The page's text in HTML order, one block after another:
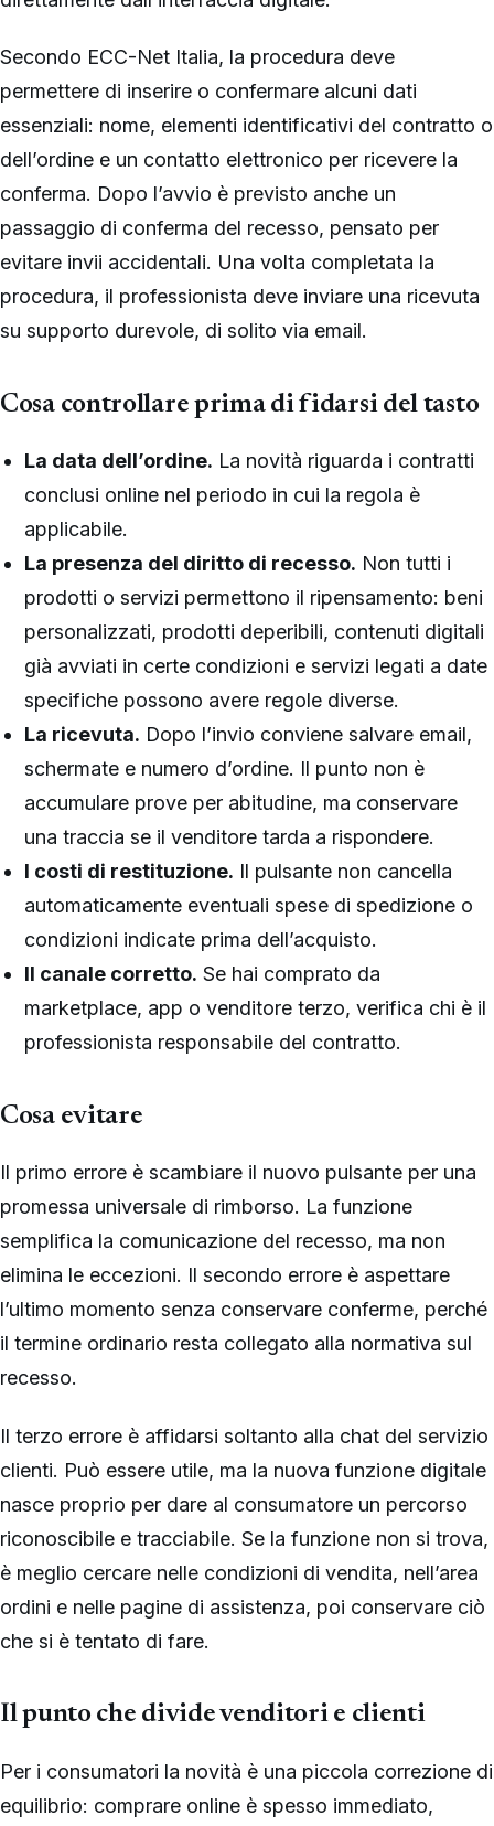
Secondo ECC-Net Italia, la procedura deve
permettere di inserire o confermare alcuni dati
essenziali: nome, elementi identificativi del contratto o
dell’ordine e un contatto elettronico per ricevere la
conferma. Dopo l’avvio è previsto anche un
passaggio di conferma del recesso, pensato per
evitare invii accidentali. Una volta completata la
procedura, il professionista deve inviare una ricevuta
su supporto durevole, di solito via email.
Cosa controllare prima di fidarsi del tasto
La data dell’ordine. La novità riguarda i contratti
conclusi online nel periodo in cui la regola è
applicabile.
La presenza del diritto di recesso. Non tutti i
prodotti o servizi permettono il ripensamento: beni
personalizzati, prodotti deperibili, contenuti digitali
già avviati in certe condizioni e servizi legati a date
specifiche possono avere regole diverse.
La ricevuta. Dopo l’invio conviene salvare email,
schermate e numero d’ordine. Il punto non è
accumulare prove per abitudine, ma conservare
una traccia se il venditore tarda a rispondere.
I costi di restituzione. Il pulsante non cancella
automaticamente eventuali spese di spedizione o
condizioni indicate prima dell’acquisto.
Il canale corretto. Se hai comprato da
marketplace, app o venditore terzo, verifica chi è il
professionista responsabile del contratto.
Cosa evitare
Il primo errore è scambiare il nuovo pulsante per una
promessa universale di rimborso. La funzione
semplifica la comunicazione del recesso, ma non
elimina le eccezioni. Il secondo errore è aspettare
l’ultimo momento senza conservare conferme, perché
il termine ordinario resta collegato alla normativa sul
recesso.
Il terzo errore è affidarsi soltanto alla chat del servizio
clienti. Può essere utile, ma la nuova funzione digitale
nasce proprio per dare al consumatore un percorso
riconoscibile e tracciabile. Se la funzione non si trova,
è meglio cercare nelle condizioni di vendita, nell’area
ordini e nelle pagine di assistenza, poi conservare ciò
che si è tentato di fare.
Il punto che divide venditori e clienti
Per i consumatori la novità è una piccola correzione di
equilibrio: comprare online è spesso immediato,